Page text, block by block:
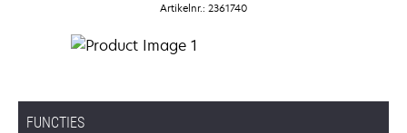
Artikelnr.: 2361740
FUNCTIES